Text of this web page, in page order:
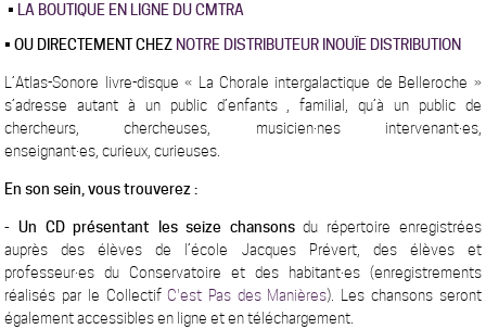
• LA BOUTIQUE EN LIGNE DU CMTRA
• OU DIRECTEMENT CHEZ NOTRE DISTRIBUTEUR INOUÏE DISTRIBUTION
L’Atlas-Sonore livre-disque « La Chorale intergalactique de Belleroche »
s’adresse autant à un public d’enfants , familial, qu’à un public de
chercheurs, chercheuses, musicien·nes intervenant·es,
enseignant·es, curieux, curieuses.
En son sein, vous trouverez :
- Un CD présentant les seize chansonsdu répertoire enregistrées
auprès des élèves de l’école Jacques Prévert, des élèves et
professeur·es du Conservatoire et des habitant·es (enregistrements
réalisés par le CollectifC'est Pas des Manières). Les chansons seront
également accessibles en ligne et en téléchargement.